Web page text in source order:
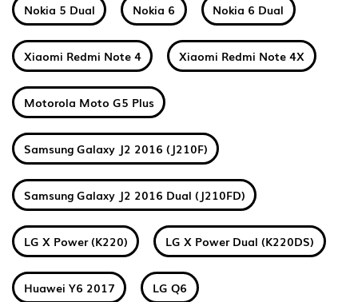
Nokia 5 Dual Nokia 6 Nokia 6 Dual
Xiaomi Redmi Note 4 Xiaomi Redmi Note 4X
Motorola Moto G5 Plus
Samsung Galaxy J2 2016 (J210F)
Samsung Galaxy J2 2016 Dual (J210FD)
LG X Power (K220) LG X Power Dual (K220DS)
Huawei Y6 2017 LG Q6